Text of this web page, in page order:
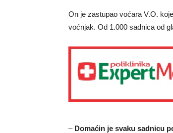
On je zastupao voćara V.O.
voćnjak. Od 1.000 sadnica od
– Domaćin je svaku sadnicu